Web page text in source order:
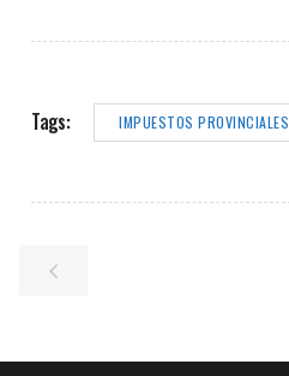
Tags: IMPUESTOS PROVINCIALES